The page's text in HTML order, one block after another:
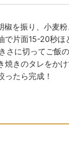
椒を振り、小麦
で片面15-20秒ほ
さに切ってご飯
焼きのタレをか
ったら完成！